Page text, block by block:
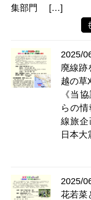
集部門 […]
2025/
廃線
越の草
《当
らの
線旅企
日本
2025/
花若菜